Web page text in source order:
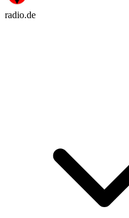
radio.de